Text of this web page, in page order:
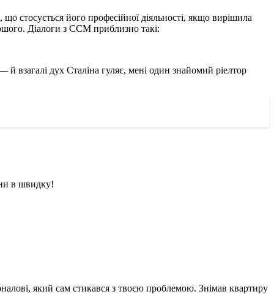
стосується його професійної діяльності, якщо вирішила
Діалоги з ССМ приблизно такі:
взагалі дух Сталіна гуляє, мені один знайомий ріелтор
в швидку!
який сам стикався з твоєю проблемою. Знімав квартиру